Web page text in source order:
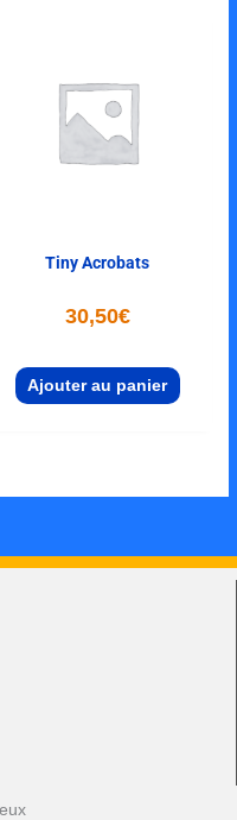
Tiny Acrobats
30,50€
Ajouter au panier